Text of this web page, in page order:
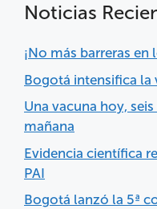
Noticias
¡No más barreras
Bogotá intensifica
Una vacuna hoy,
mañana
Evidencia científica
PAI
Bogotá lanzó la 5ª